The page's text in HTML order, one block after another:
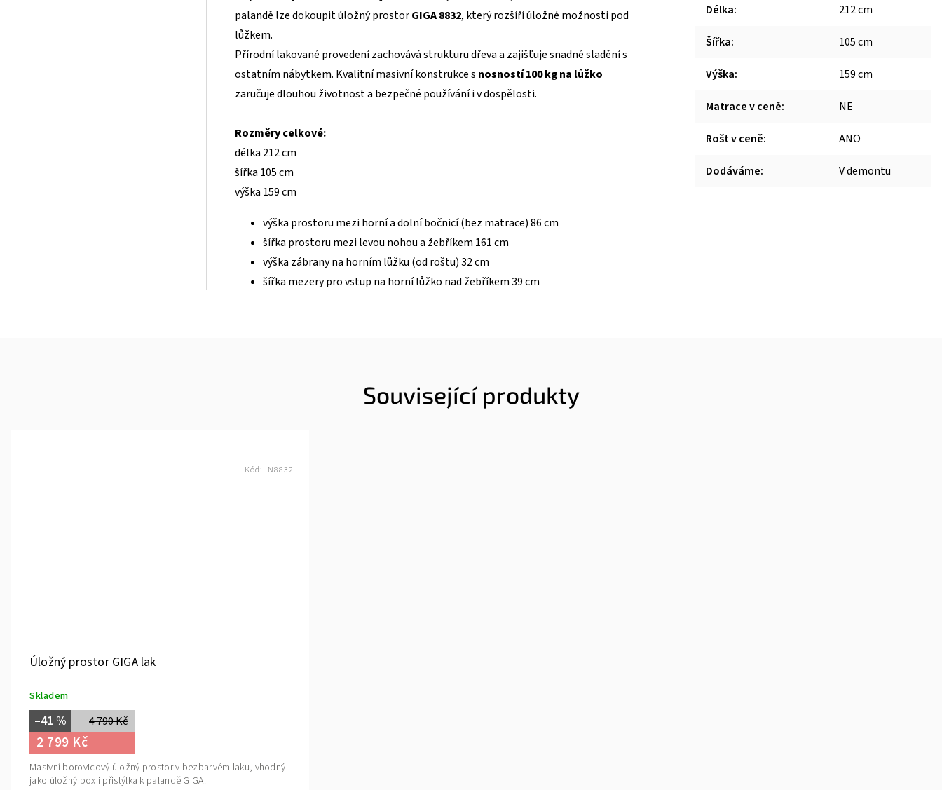
palandě lze dokoupit úložný prostorGIGA 8832, který rozšíří úložné možnosti pod
lůžkem.
Přírodní lakované provedení zachovává strukturu dřeva a zajišťuje snadné sladění s
ostatním nábytkem. Kvalitní masivní konstrukce s nosností 100 kg na lůžko
zaručuje dlouhou životnost a bezpečné používání i v dospělosti.
Rozměry celkové:
délka 212 cm
šířka 105 cm
výška 159 cm
výška prostoru mezi horní a dolní bočnicí (bez matrace) 86 cm
šířka prostoru mezi levou nohou a žebříkem 161 cm
výška zábrany na horním lůžku (od roštu) 32 cm
šířka mezery pro vstup na horní lůžko nad žebříkem 39 cm
Délka: 212 cm
Šířka: 105 cm
Výška: 159 cm
Matrace v ceně: NE
Rošt v ceně: ANO
Dodáváme: V demontu
Související produkty
Úložný prostor GIGA lak
Skladem
4 790 Kč
–41 %
2 799 Kč
Masivní borovicový úložný prostor v bezbarvém laku, vhodný
jako úložný box i přistýlka k palandě GIGA.
Kód: IN8832